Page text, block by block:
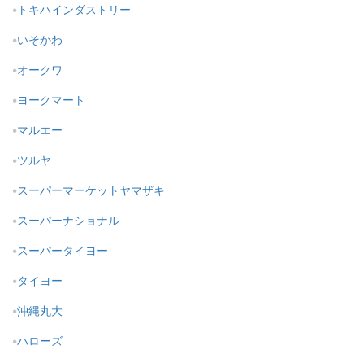
トキハインダストリー
いそかわ
オークワ
ヨークマート
マルエー
ツルヤ
スーパーマーケットヤマザキ
スーパーナショナル
スーパータイヨー
タイヨー
沖縄丸大
ハローズ